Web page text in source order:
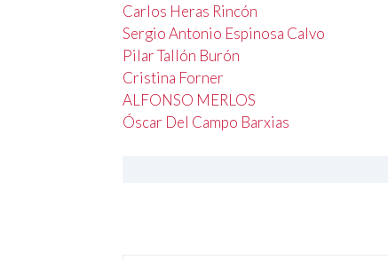
Carlos Heras Rincón
Sergio Antonio Espinosa Calvo
Pilar Tallón Burón
Cristina Forner
ALFONSO MERLOS
Óscar Del Campo Barxias